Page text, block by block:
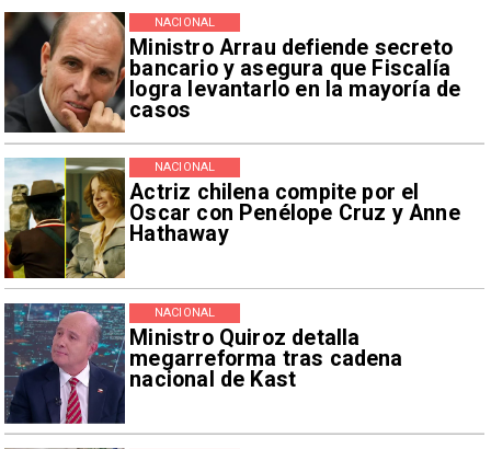
Ministro Arrau defiende secreto
bancario y asegura que Fiscalía
logra levantarlo en la mayoría de
casos
NACIONAL
Actriz chilena compite por el
Oscar con Penélope Cruz y Anne
Hathaway
NACIONAL
Ministro Quiroz detalla
megarreforma tras cadena
nacional de Kast
NACIONAL